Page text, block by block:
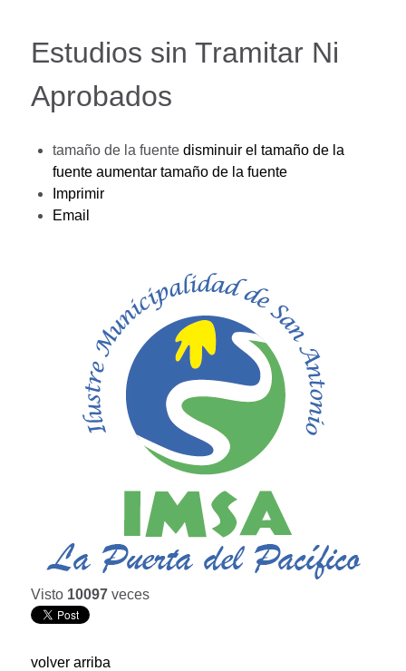
Estudios sin Tramitar Ni
Aprobados
tamaño de la fuente disminuir el tamaño de la
fuente aumentar tamaño de la fuente
Imprimir
Email
Visto 10097 veces
volver arriba